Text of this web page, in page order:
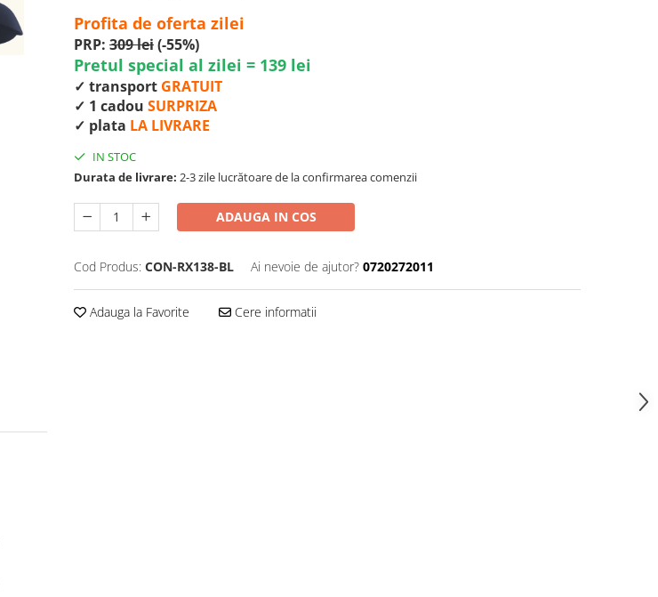
Profita de oferta zilei
PRP: 309 lei(-55%)
Pretul special al zilei = 139 lei
✓ transport GRATUIT
✓ 1 cadou SURPRIZA
✓ plata LA LIVRARE
IN STOC
Durata de livrare: 2-3 zile lucrătoare de la confirmarea comenzii
ADAUGA IN COS
Cod Produs: CON-RX138-BL Ai nevoie de ajutor? 0720272011
Adauga la Favorite Cere informatii